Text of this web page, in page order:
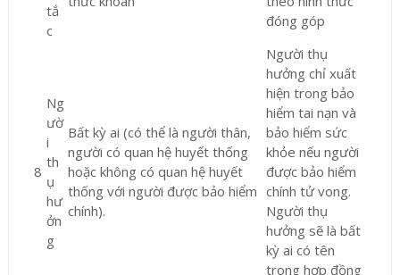
tắ
c
đóng góp
8
Ng
ườ
i
th
ụ
hư
ởn
g
Bất kỳ ai (có thể là người thân,
người có quan hệ huyết thống
hoặc không có quan hệ huyết
thống với người được bảo hiểm
chính).
Người thụ
hưởng chỉ xuất
hiện trong bảo
hiểm tai nạn và
bảo hiểm sức
khỏe nếu người
được bảo hiểm
chính tử vong.
Người thụ
hưởng sẽ là bất
kỳ ai có tên
trong hợp đồng